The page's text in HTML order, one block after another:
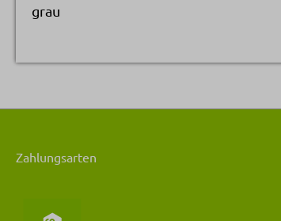
grau
Zahlungsarten